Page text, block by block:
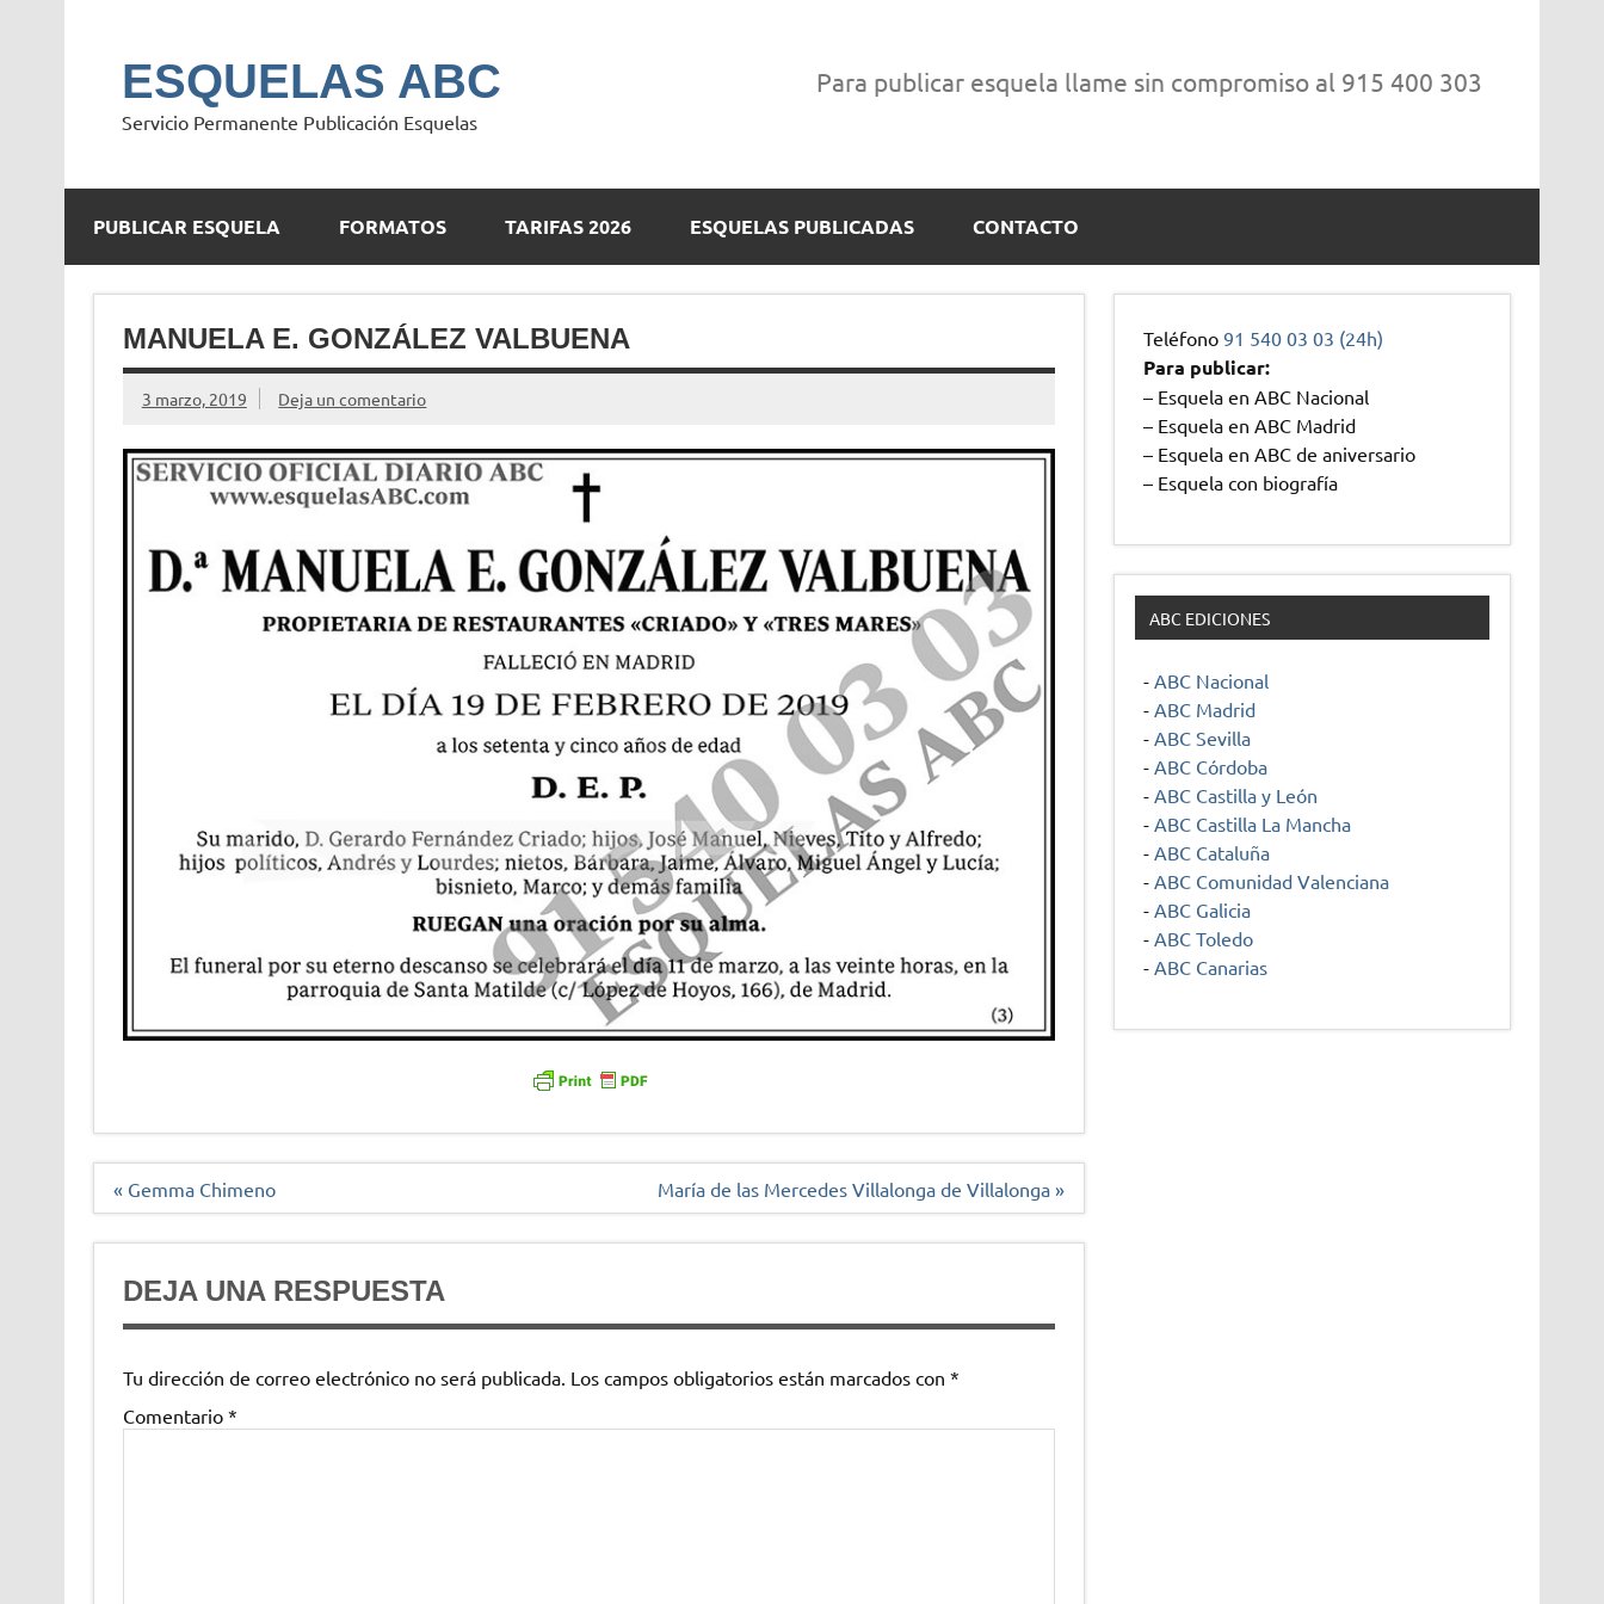
ESQUELAS ABC
Servicio Permanente Publicación Esquelas
Para publicar esquela llame sin compromiso al 915 400 303
PUBLICAR ESQUELA FORMATOS TARIFAS 2026 ESQUELAS PUBLICADAS CONTACTO
MANUELA E. GONZÁLEZ VALBUENA
3 marzo, 2019 Deja un comentario
Navegación
« Gemma Chimeno María de las Mercedes Villalonga de Villalonga »
DEJA UNA RESPUESTA
Tu dirección de correo electrónico no será publicada. Los campos obligatorios están marcados con *
Comentario *
Teléfono91 540 03 03 (24h)
Para publicar:
– Esquela en ABC Nacional
– Esquela en ABC Madrid
– Esquela en ABC de aniversario
– Esquela con biografía
ABC EDICIONES
- ABC Nacional
- ABC Madrid
- ABC Sevilla
- ABC Córdoba
- ABC Castilla y León
- ABC Castilla La Mancha
- ABC Cataluña
- ABC Comunidad Valenciana
- ABC Galicia
- ABC Toledo
- ABC Canarias